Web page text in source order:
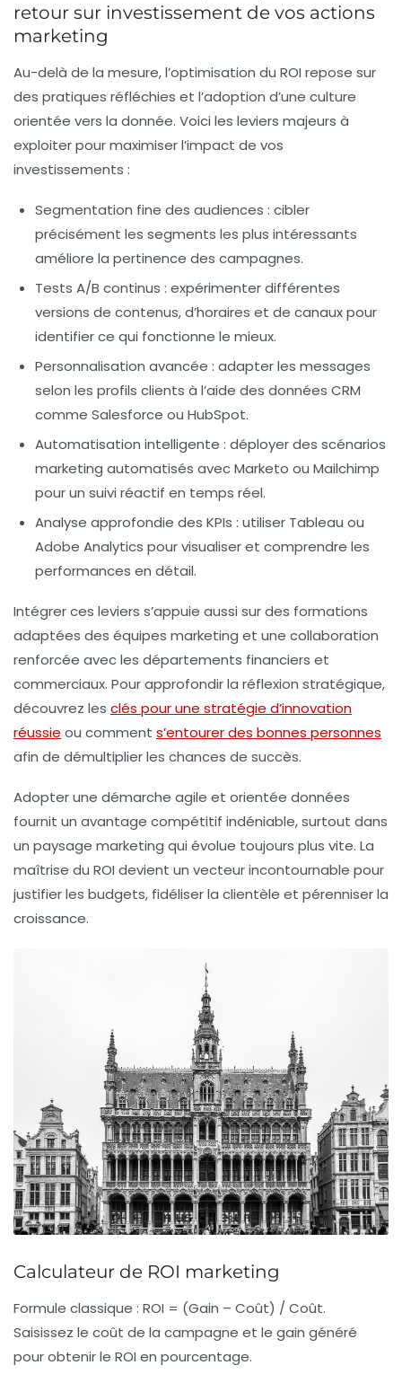
retour sur investissement de vos actions
marketing
Au-delà de la mesure, l’optimisation du ROI repose sur
des pratiques réfléchies et l’adoption d’une culture
orientée vers la donnée. Voici les leviers majeurs à
exploiter pour maximiser l’impact de vos
investissements :
Segmentation fine des audiences : cibler
précisément les segments les plus intéressants
améliore la pertinence des campagnes.
Tests A/B continus : expérimenter différentes
versions de contenus, d’horaires et de canaux pour
identifier ce qui fonctionne le mieux.
Personnalisation avancée : adapter les messages
selon les profils clients à l’aide des données CRM
comme Salesforce ou HubSpot.
Automatisation intelligente : déployer des scénarios
marketing automatisés avec Marketo ou Mailchimp
pour un suivi réactif en temps réel.
Analyse approfondie des KPIs : utiliser Tableau ou
Adobe Analytics pour visualiser et comprendre les
performances en détail.
Intégrer ces leviers s’appuie aussi sur des formations
adaptées des équipes marketing et une collaboration
renforcée avec les départements financiers et
commerciaux. Pour approfondir la réflexion stratégique,
découvrez les clés pour une stratégie d’innovation
réussie ou comment s’entourer des bonnes personnes
afin de démultiplier les chances de succès.
Adopter une démarche agile et orientée données
fournit un avantage compétitif indéniable, surtout dans
un paysage marketing qui évolue toujours plus vite. La
maîtrise du ROI devient un vecteur incontournable pour
justifier les budgets, fidéliser la clientèle et pérenniser la
croissance.
Calculateur de ROI marketing
Formule classique : ROI = (Gain – Coût) / Coût.
Saisissez le coût de la campagne et le gain généré
pour obtenir le ROI en pourcentage.